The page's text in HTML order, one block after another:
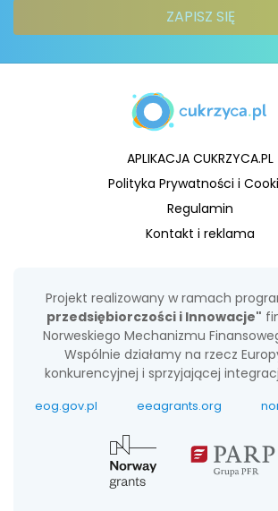
APLIKACJA CUKRZYCA.PL
Polityka Prywatności i
Regulamin
Kontakt i reklama
Projekt realizowany w ramach
przedsiębiorczości i Innowacje"
Norweskiego Mechanizmu
Wspólnie działamy na rzecz
konkurencyjnej i sprzyjającej
eog.gov.pl eeagrants.org